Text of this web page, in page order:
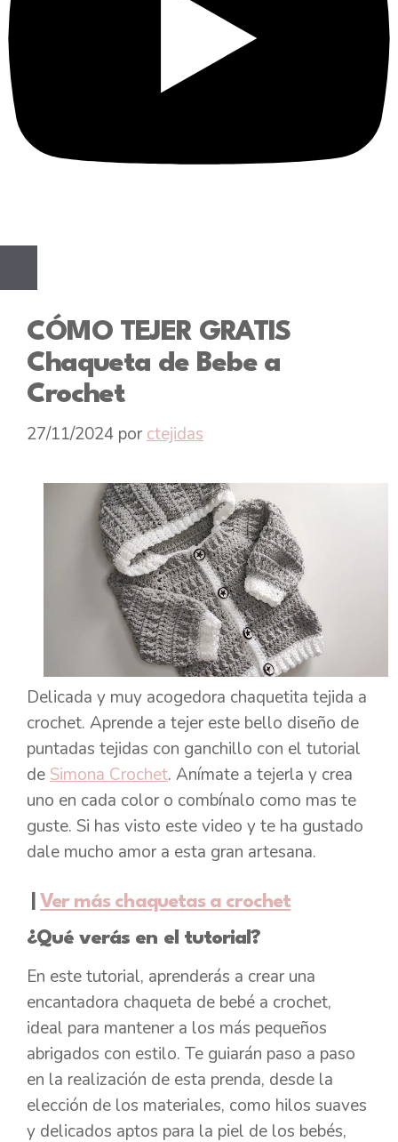
CÓMO TEJER GRATIS
Chaqueta de Bebe a
Crochet
27/11/2024 por ctejidas
Delicada y muy acogedora chaquetita tejida a
crochet. Aprende a tejer este bello diseño de
puntadas tejidas con ganchillo con el tutorial
de Simona Crochet. Anímate a tejerla y crea
uno en cada color o combínalo como mas te
guste. Si has visto este video y te ha gustado
dale mucho amor a esta gran artesana.
|Ver más chaquetas a crochet
¿Qué verás en el tutorial?
En este tutorial, aprenderás a crear una
encantadora chaqueta de bebé a crochet,
ideal para mantener a los más pequeños
abrigados con estilo. Te guiarán paso a paso
en la realización de esta prenda, desde la
elección de los materiales, como hilos suaves
y delicados aptos para la piel de los bebés,